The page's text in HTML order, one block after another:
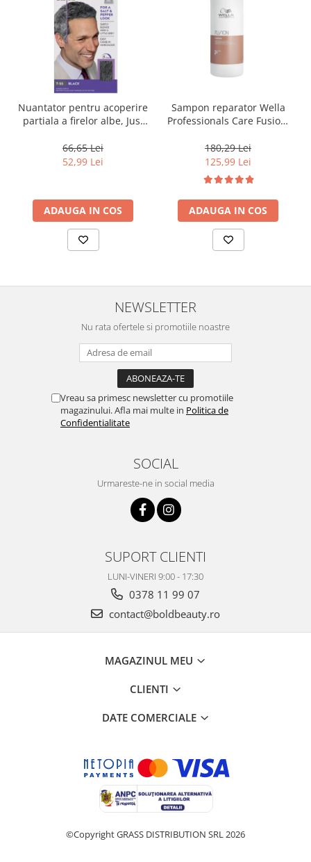
Nuantator pentru acoperire
partiala a firelor albe, Just
Touch of Grey, 40 g
66,65 Lei
52,99 Lei
ADAUGA IN COS
Sampon reparator Wella
Professionals Care Fusion,
180,29 Lei
125,99 Lei
ADAUGA IN COS
NEWSLETTER
Nu rata ofertele si promotiile noastre
Vreau sa primesc newsletter cu promotiile
magazinului. Afla mai multe in Politica de
Confidentialitate
SOCIAL
Urmareste-ne in social media
SUPORT CLIENTI
LUNI-VINERI 9:00 - 17:30
0378 11 99 07
contact@boldbeauty.ro
MAGAZINUL MEU
CLIENTI
DATE COMERCIALE
©Copyright GRASS DISTRIBUTION SRL 2026